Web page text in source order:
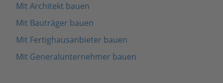
Mit Architekt bauen
Mit Bauträger bauen
Mit Fertighausanbieter bauen
Mit Generalunternehmer bauen